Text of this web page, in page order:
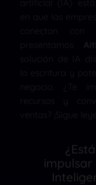
negocio. ¿Te
recursos y
ventas? ¡Sigue